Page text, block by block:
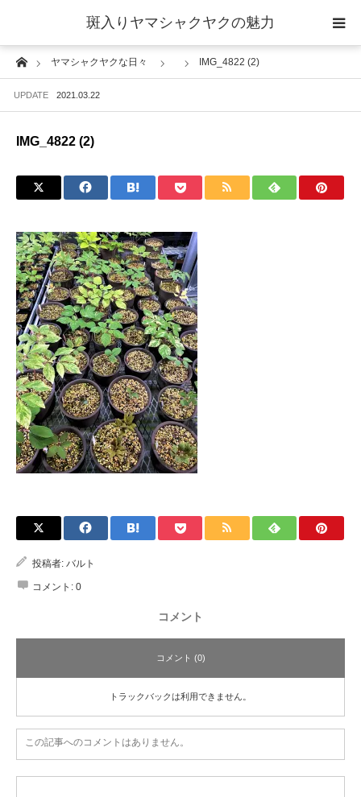
斑入りヤマシャクヤクの魅力
Homeヤマシャクヤクな日々 IMG_4822 (2)
UPDATE 2021.03.22
IMG_4822 (2)
投稿者: バルト
コメント: 0
コメント
コメント (0)
トラックバックは利用できません。
この記事へのコメントはありません。
当サイトについて
斑入りヤマシャクヤクの魅力 ギャラリー